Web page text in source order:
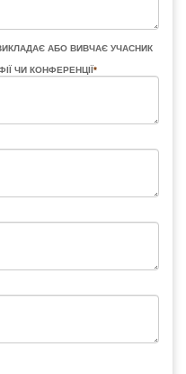
АБО ВИВЧАЄ УЧАСНИК
ЧИ КОНФЕРЕНЦІЇ*